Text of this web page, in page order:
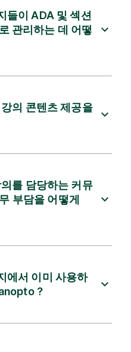
들이 ADA 및 섹션
관리하는 데 어떻
의 콘텐츠 제공을
를 담당하는 커뮤
부담을 어떻게
에서 이미 사용하
?